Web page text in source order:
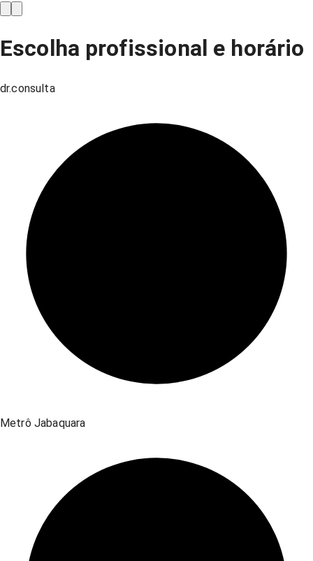
Escolha profissional e horário
dr.consulta
Metrô Jabaquara